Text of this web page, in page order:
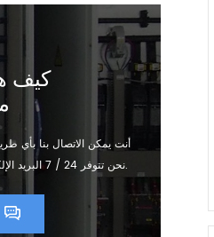
كيف
أنت يمكن الاتصال بنا بأي
نحن تتوفر 24 / 7 البريد الإلكتروني أو الهاتف.